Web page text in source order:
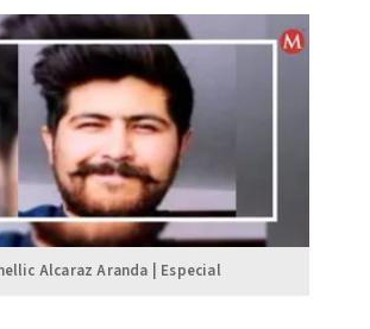
Alcaraz Aranda | Especial